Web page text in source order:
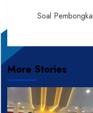
Soal
More Stories